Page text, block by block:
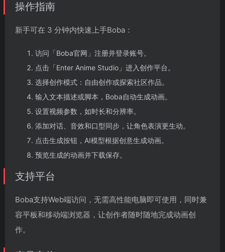
操作指南
新手可在 3 分钟内快速上手Boba：
访问「Boba官网」注册并登录账号。
点击「Enter Anime Studio」进入创作平台。
选择创作模式：自由创作或探索社区作品。
输入文本描述或脚本，Boba自动生成动画。
设置视频参数，如时长和分辨率。
添加对话、音效和口型同步，让角色表演更生动。
点击生成按钮，AI模型根据创意生成动画。
预览生成的动画并下载保存。
支持平台
Boba支持Web端访问，无需高性能电脑即可使用，同时兼
容平板和移动端浏览器，让创作者随时随地完成动画创
作。